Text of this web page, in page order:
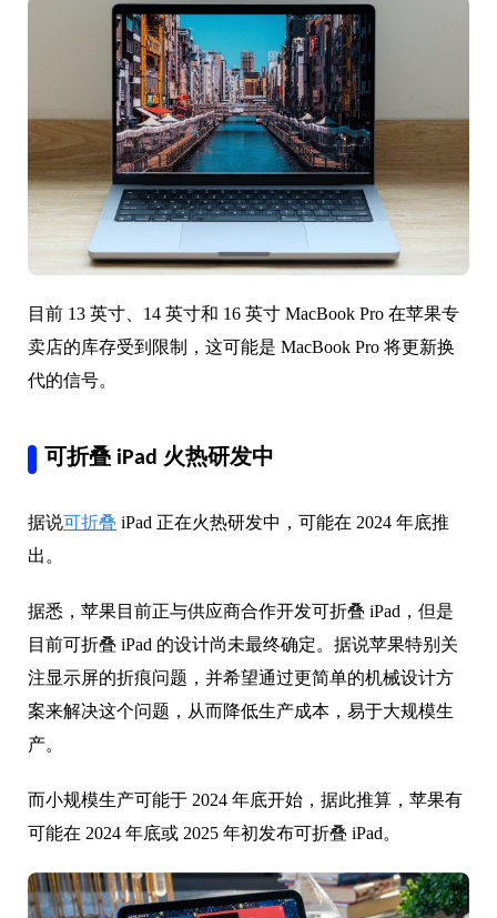
目前 13 英寸、14 英寸和 16 英寸 MacBook Pro 在苹果专
卖店的库存受到限制，这可能是 MacBook Pro 将更新换
代的信号。
可折叠 iPad 火热研发中
据说可折叠 iPad 正在火热研发中，可能在 2024 年底推
出。
据悉，苹果目前正与供应商合作开发可折叠 iPad，但是
目前可折叠 iPad 的设计尚未最终确定。据说苹果特别关
注显示屏的折痕问题，并希望通过更简单的机械设计方
案来解决这个问题，从而降低生产成本，易于大规模生
产。
而小规模生产可能于 2024 年底开始，据此推算，苹果有
可能在 2024 年底或 2025 年初发布可折叠 iPad。